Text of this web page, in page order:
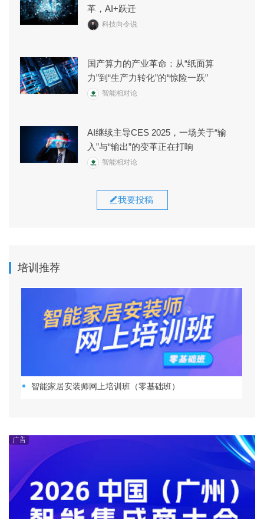
革，AI+跃迁
科技向令说
国产算力的产业革命：从“纸面算
力”到“生产力转化”的“惊险一跃”
智能相对论
AI继续主导CES 2025，一场关于“输
入”与“输出”的变革正在打响
智能相对论
我要投稿
培训推荐
智能家居安装师网上培训班（零基础班）